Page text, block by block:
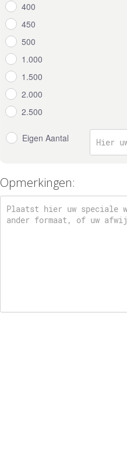
400
450
500
1.000
1.500
2.000
2.500
Eigen Aantal
Opmerkingen: